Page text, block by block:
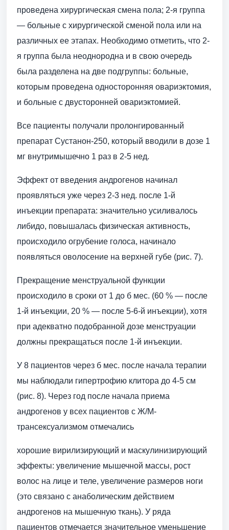
проведена хирургическая смена пола; 2-я группа
— больные с хирургической сменой пола или на
различных ее этапах. Необходимо отметить, что 2-
я группа была неоднородна и в свою очередь
была разделена на две подгруппы: больные,
которым проведена односторонняя овариэктомия,
и больные с двусторонней овариэктомией.
Все пациенты получали пролонгированный
препарат Сустанон-250, который вводили в дозе 1
мг внутримышечно 1 раз в 2-5 нед.
Эффект от введения андрогенов начинал
проявляться уже через 2-3 нед. после 1-й
инъекции препарата: значительно усиливалось
либидо, повышалась физическая активность,
происходило огрубение голоса, начинало
появляться оволосение на верхней губе (рис. 7).
Прекращение менструальной функции
происходило в сроки от 1 до б мес. (60 % — после
1-й инъекции, 20 % — после 5-6-й инъекции), хотя
при адекватно подобранной дозе менструации
должны прекращаться после 1-й инъекции.
У 8 пациентов через б мес. после начала терапии
мы наблюдали гипертрофию клитора до 4-5 см
(рис. 8). Через год после начала приема
андрогенов у всех пациентов с Ж/М-
трансексуализмом отмечались
хорошие вирилизирующий и маскулинизирующий
эффекты: увеличение мышечной массы, рост
волос на лице и теле, увеличение размеров ноги
(это связано с анаболическим действием
андрогенов на мышечную ткань). У ряда
пациентов отмечается значительное уменьшение